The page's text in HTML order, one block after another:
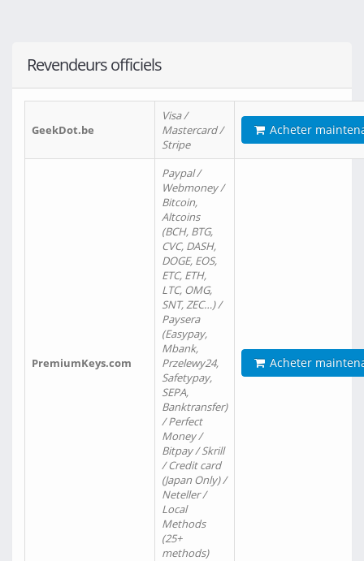
Revendeurs officiels
GeekDot.be
Visa /
Mastercard /
Stripe
Acheter
PremiumKeys.com
Paypal /
Webmoney /
Bitcoin,
Altcoins
(BCH, BTG,
CVC, DASH,
DOGE, EOS,
ETC, ETH,
LTC, OMG,
SNT, ZEC…) /
Paysera
(Easypay,
Mbank,
Przelewy24,
Safetypay,
SEPA,
Banktransfer)
/ Perfect
Money /
Bitpay / Skrill
/ Credit card
(Japan Only) /
Neteller /
Local
Methods
(25+
methods)
Acheter